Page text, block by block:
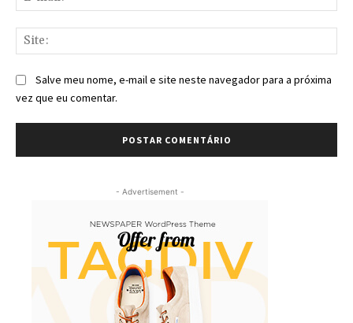
Salve meu nome, e-mail e site neste navegador para a próxima
vez que eu comentar.
- Advertisement -